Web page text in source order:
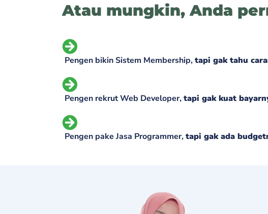
Atau mungkin, Anda
Pengen bikin Sistem Membership,tapi gak tahu
Pengen rekrut Web Developer,tapi gak kuat
Pengen pake Jasa Programmer,tapi gak ada